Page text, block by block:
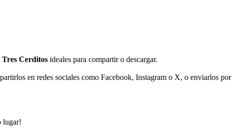
Tres Cerditos ideales para compartir o descargar.
en redes sociales como Facebook, Instagram o X, o enviarlos por
lugar!